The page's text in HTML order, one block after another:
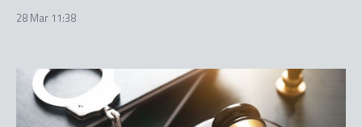
28 Mar 11:38